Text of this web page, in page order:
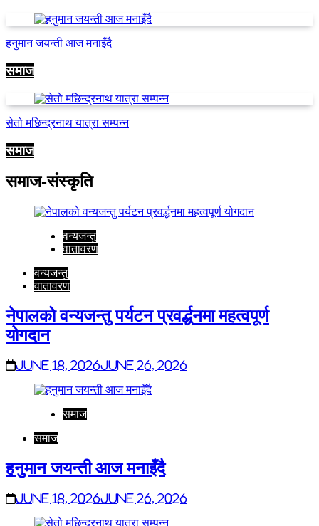
हनुमान जयन्ती आज मनाइँदै
समाज
सेतो मछिन्द्रनाथ यात्रा सम्पन्न
समाज
समाज-संस्कृति
वन्यजन्तु
वातावरण
वन्यजन्तु
वातावरण
नेपालको वन्यजन्तु पर्यटन प्रवर्द्धनमा महत्वपूर्ण
योगदान
June 18, 2026June 26, 2026
समाज
समाज
हनुमान जयन्ती आज मनाइँदै
June 18, 2026June 26, 2026